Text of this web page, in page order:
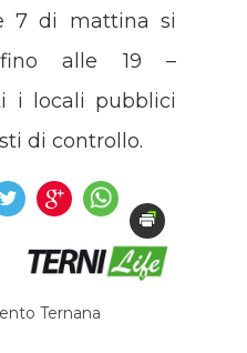
7 di mattina si
alle 19 –
i locali pubblici
di controllo.
Ternana